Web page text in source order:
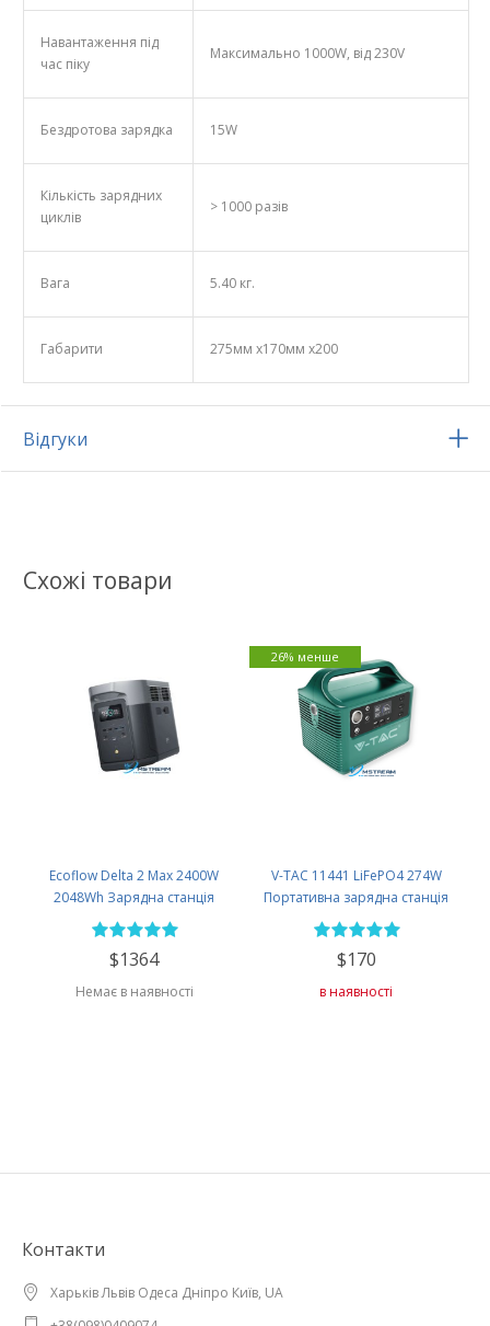
Навантаження під
час піку
Максимально 1000W, від 230V
Бездротова зарядка 15W
Кількість зарядних
циклів
> 1000 разів
Вага 5.40 кг.
Габарити 275мм х170мм х200
Відгуки
Схожі товари
Ecoflow Delta 2 Max 2400W
2048Wh Зарядна станція
$1364
Немає в наявності
V-TAC 11441 LiFePO4 274W
Портативна зарядна станція
$170
в наявності
26% менше
Контакти
Харьків Львів Одеса Дніпро Київ, UA